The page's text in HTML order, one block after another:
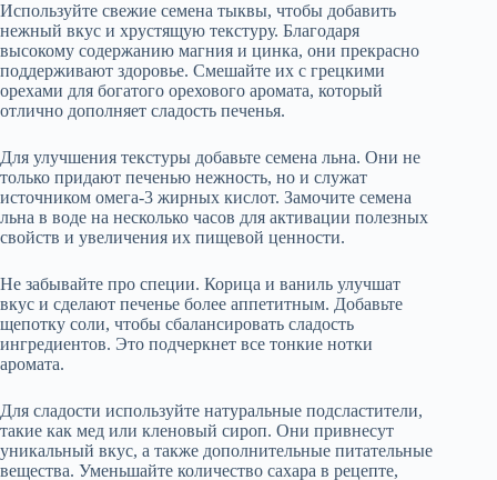
Используйте свежие семена тыквы, чтобы добавить
нежный вкус и хрустящую текстуру. Благодаря
высокому содержанию магния и цинка, они прекрасно
поддерживают здоровье. Смешайте их с грецкими
орехами для богатого орехового аромата, который
отлично дополняет сладость печенья.
Для улучшения текстуры добавьте семена льна. Они не
только придают печенью нежность, но и служат
источником омега-3 жирных кислот. Замочите семена
льна в воде на несколько часов для активации полезных
свойств и увеличения их пищевой ценности.
Не забывайте про специи. Корица и ваниль улучшат
вкус и сделают печенье более аппетитным. Добавьте
щепотку соли, чтобы сбалансировать сладость
ингредиентов. Это подчеркнет все тонкие нотки
аромата.
Для сладости используйте натуральные подсластители,
такие как мед или кленовый сироп. Они привнесут
уникальный вкус, а также дополнительные питательные
вещества. Уменьшайте количество сахара в рецепте,